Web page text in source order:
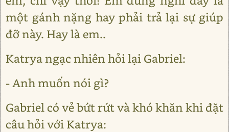
một gánh nặng hay phải trả lại sự giúp
đỡ này. Hay là em..
Katrya ngạc nhiên hỏi lại Gabriel:
- Anh muốn nói gì?
Gabriel có vẻ bứt rứt và khó khăn khi đặt
câu hỏi với Katrya: